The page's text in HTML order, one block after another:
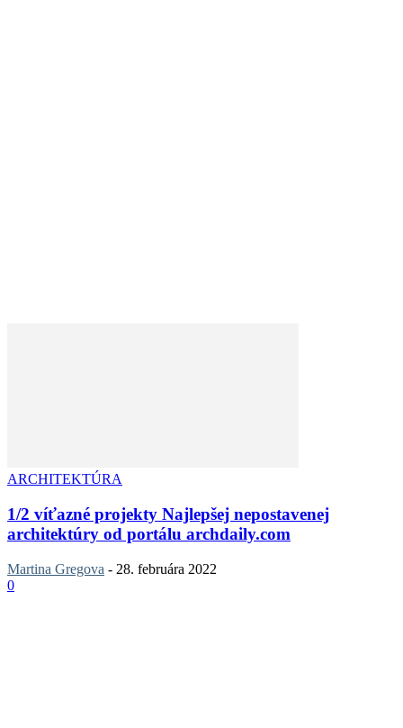
ARCHITEKTÚRA
1/2 víťazné projekty Najlepšej nepostavenej
architektúry od portálu archdaily.com
Martina Gregova - 28. februára 2022
0